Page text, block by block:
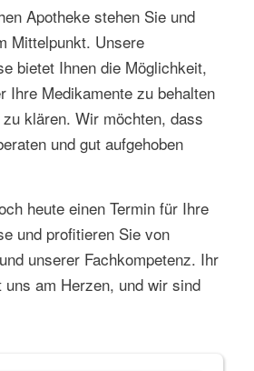
Apotheke stehen Sie und
Mittelpunkt. Unsere
bietet Ihnen die Möglichkeit,
Ihre Medikamente zu behalten
zu klären. Wir möchten, dass
und gut aufgehoben
heute einen Termin für Ihre
und profitieren Sie von
unserer Fachkompetenz. Ihr
uns am Herzen, und wir sind